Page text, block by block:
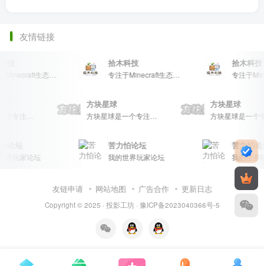
友情链接
专注于Minecraft生态建设
拾木科技
专注于Minecraft生态建设
拾木科技
方块星球是一个专注于我的世界的中文论坛，提供丰富的资源分享、玩家交流和创意展示，包括地图、皮肤、数据包等内容，打造Minecraft玩家的专属社区乐园！
方块星球
方块星球是一个专注于我的世界的中文论坛，提供丰富的资源分享、玩家交流和创意展示，包括地图、皮肤、数据包等内容，打造Minecraft玩家的专属社区乐园！
方块星球
界玩家论坛
苦力怕论坛
我的世界玩家论坛
苦力怕论
我的世界
友链申请 网站地图 广告合作 更新日志
Copyright © 2025 · 投影工坊· 豫ICP备2023040366号-5